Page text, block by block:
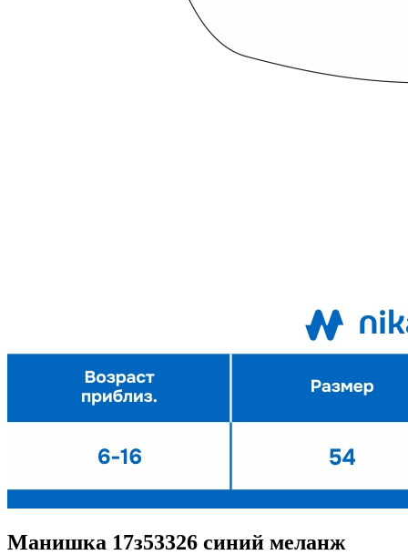
Манишка 17з53326 синий меланж